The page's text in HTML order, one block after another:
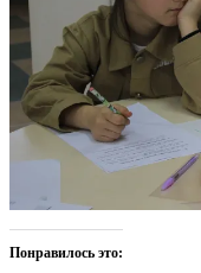
Понравилось это: